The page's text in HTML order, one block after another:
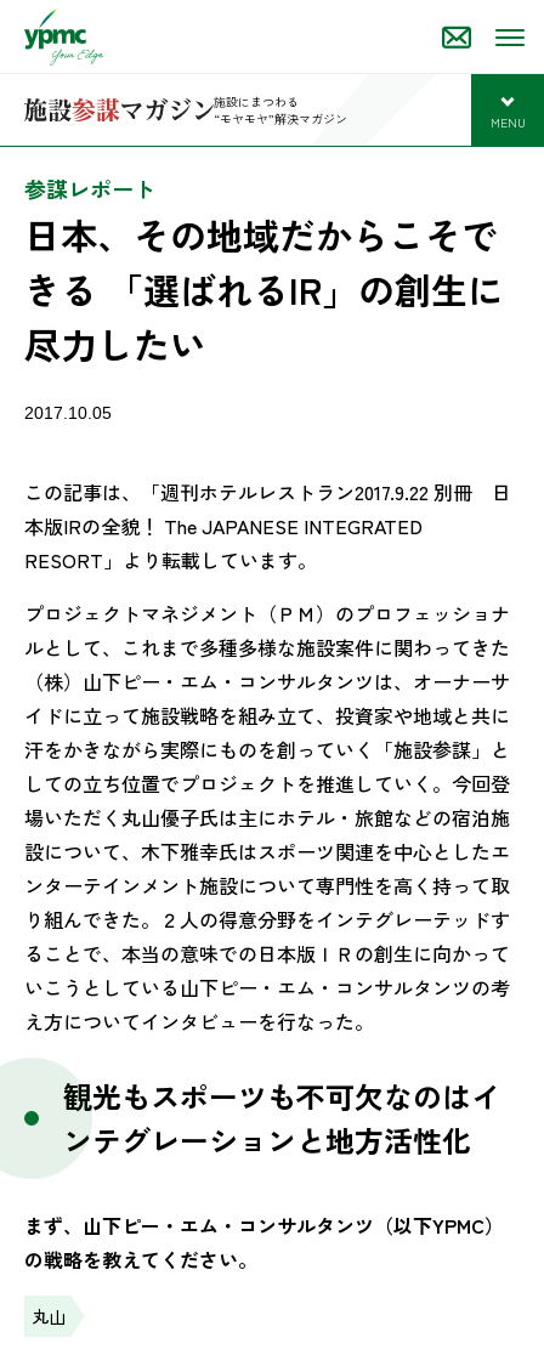
施設にまつわる
“モヤモヤ”解決マガジン
MENU
参謀レポート
日本、その地域だからこそで
きる 「選ばれるIR」の創生に
尽力したい
2017.10.05
この記事は、「週刊ホテルレストラン2017.9.22 別冊 日
本版IRの全貌！ The JAPANESE INTEGRATED
RESORT」より転載しています。
プロジェクトマネジメント（ＰＭ）のプロフェッショナ
ルとして、これまで多種多様な施設案件に関わってきた
（株）山下ピー・エム・コンサルタンツは、オーナーサ
イドに立って施設戦略を組み立て、投資家や地域と共に
汗をかきながら実際にものを創っていく「施設参謀」と
しての立ち位置でプロジェクトを推進していく。今回登
場いただく丸山優子氏は主にホテル・旅館などの宿泊施
設について、木下雅幸氏はスポーツ関連を中心としたエ
ンターテインメント施設について専門性を高く持って取
り組んできた。２人の得意分野をインテグレーテッドす
ることで、本当の意味での日本版ＩＲの創生に向かって
いこうとしている山下ピー・エム・コンサルタンツの考
え方についてインタビューを行なった。
観光もスポーツも不可欠なのはイ
ンテグレーションと地方活性化
まず、山下ピー・エム・コンサルタンツ（以下YPMC）
の戦略を教えてください。
丸山